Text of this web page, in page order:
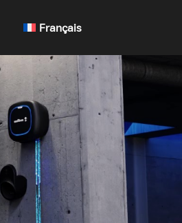
Français